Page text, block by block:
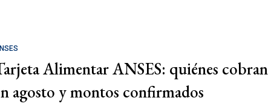
Alimentar ANSES: quiénes cobran
agosto y montos confirmados